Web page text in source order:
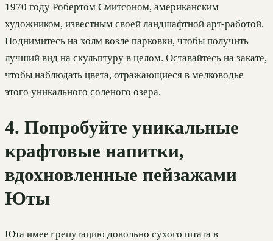
1970 году Робертом Смитсоном, американским
художником, известным своей ландшафтной арт-работой.
Поднимитесь на холм возле парковки, чтобы получить
лучший вид на скульптуру в целом. Оставайтесь на закате,
чтобы наблюдать цвета, отражающиеся в мелководье
этого уникального соленого озера.
4. Попробуйте уникальные
крафтовые напитки,
вдохновленные пейзажами
Юты
Юта имеет репутацию довольно сухого штата в